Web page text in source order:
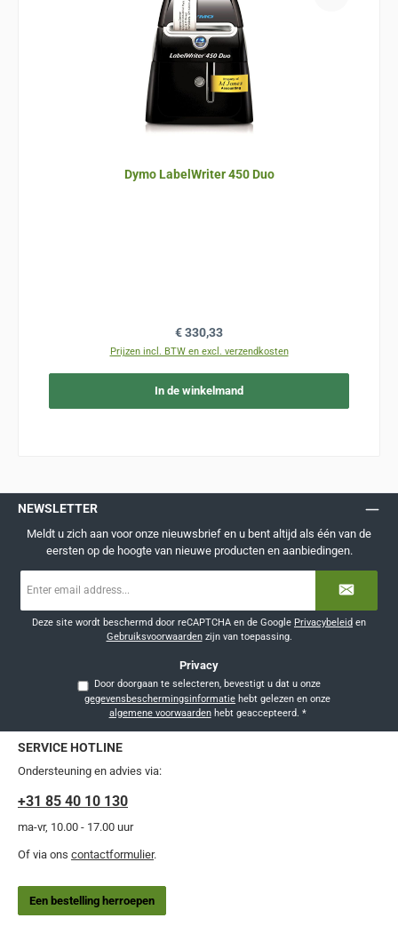
Dymo LabelWriter 450 Duo
Normale prijs:
€ 330,33
Prijzen incl. BTW en excl. verzendkosten
In de winkelmand
NEWSLETTER
Meldt u zich aan voor onze nieuwsbrief en u bent altijd als één van de
eersten op de hoogte van nieuwe producten en aanbiedingen.
mailadres
Deze site wordt beschermd door reCAPTCHA en de Google Privacybeleid en
Gebruiksvoorwaardenzijn van toepassing.
Privacy
Door doorgaan te selecteren, bevestigt u dat u onze
gegevensbeschermingsinformatie
algemene voorwaardenhebt geaccepteerd. *
SERVICE HOTLINE
Ondersteuning en advies via:
+31 85 40 10 130
ma-vr, 10.00 - 17.00 uur
Of via ons contactformulier.
Een bestelling herroepen